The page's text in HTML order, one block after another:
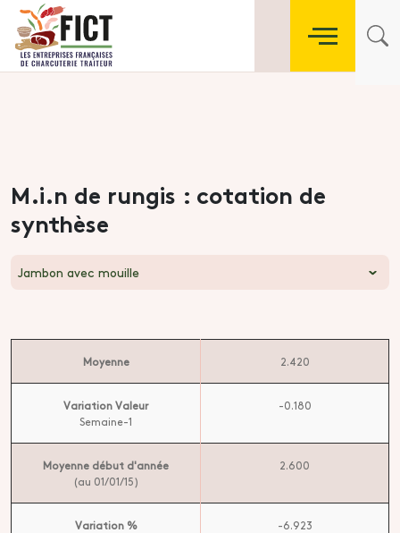
M.i.n de rungis : cotation de
synthèse
Jambon avec mouille
Moyenne 2.420
Variation Valeur
Semaine-1
-0.180
Moyenne début d'année
(au 01/01/15)
2.600
Variation %
-6.923